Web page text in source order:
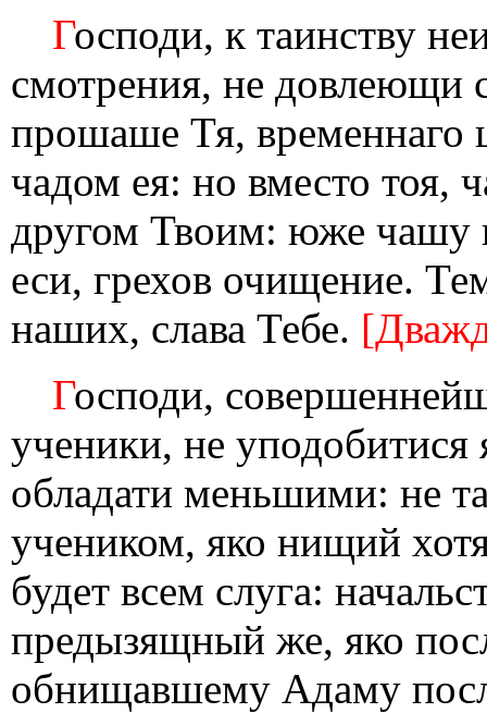
Господи, к таинству
смотрения, не довлеющи
прошаше Тя, временнаго
чадом ея: но вместо тоя,
другом Твоим: юже чашу
еси, грехов очищение.
наших, слава Тебе.
Господи,
ученики, не уподобитися
обладати меньшими: не
учеником, яко нищий
будет всем слуга:
предызящный же, яко
обнищавшему Адаму